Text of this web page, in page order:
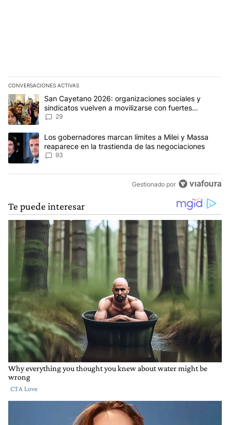
CONVERSACIONES ACTIVAS
Este listado muestra los artículos con más comentarios en los
Un artículo de tendencia con el título "San Cayetano 2026:
San Cayetano 2026: organizaciones sociales y
sindicatos vuelven a movilizarse con fuertes
reclamos al Gobierno
29
Un artículo de tendencia con el título "Los gobernadores
Los gobernadores marcan límites a Milei y Massa
reaparece en la trastienda de las negociaciones
93
Gestionado por